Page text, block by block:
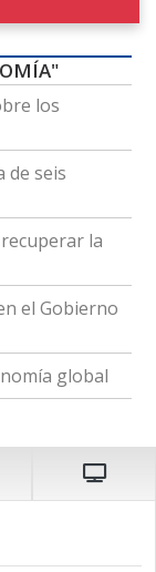
los
de seis
la
el Gobierno
global